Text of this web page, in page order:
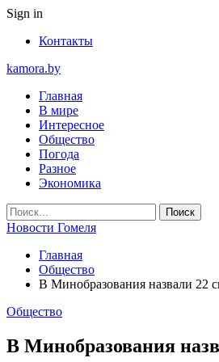
Sign in
Контакты
kamora.by
Главная
В мире
Интересное
Общество
Погода
Разное
Экономика
Новости Гомеля
Главная
Общество
В Минобразования назвали 22
Общество
В Минобразования